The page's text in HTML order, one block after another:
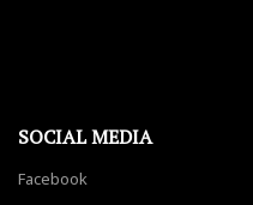
SOCIAL MEDIA
Facebook